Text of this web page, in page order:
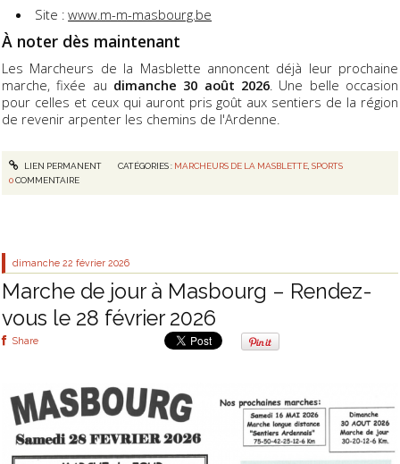
Site :www.m-m-masbourg.be
À noter dès maintenant
Les Marcheurs de la Masblette annoncent déjà leur prochaine
marche, fixée au dimanche 30 août 2026. Une belle occasion
pour celles et ceux qui auront pris goût aux sentiers de la région
de revenir arpenter les chemins de l'Ardenne.
LIEN PERMANENT CATÉGORIES : MARCHEURS DE LA MASBLETTE, SPORTS
0COMMENTAIRE
dimanche 22 février 2026
Marche de jour à Masbourg – Rendez-
vous le 28 février 2026
Share